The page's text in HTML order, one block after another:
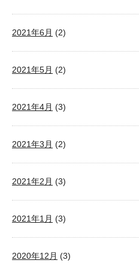
2021年6月 (2)
2021年5月 (2)
2021年4月 (3)
2021年3月 (2)
2021年2月 (3)
2021年1月 (3)
2020年12月 (3)